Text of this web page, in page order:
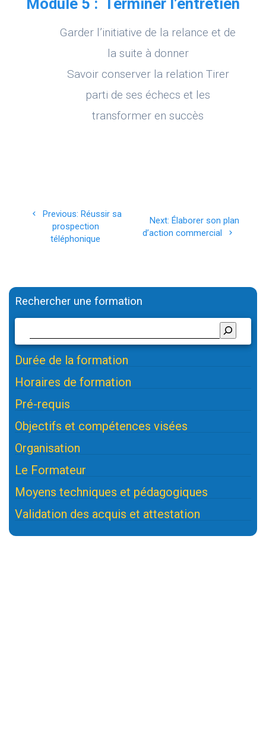
Module 5 : Terminer l’entretien
Garder l’initiative de la relance et de
la suite à donner
Savoir conserver la relation Tirer
parti de ses échecs et les
transformer en succès
Previous: Previous
post:
Réussir sa
prospection
téléphonique
Next: Next
post:
Élaborer son plan
d’action commercial
Rechercher une formation
Durée de la formation
Horaires de formation
Pré-requis
Objectifs et compétences visées
Organisation
Le Formateur
Moyens techniques et pédagogiques
Validation des acquis et attestation